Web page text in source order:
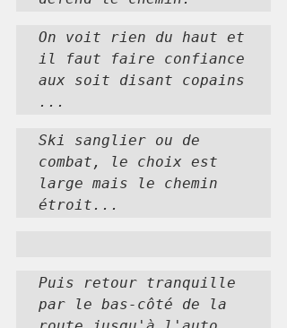
On voit rien du haut et
il faut faire confiance
aux soit disant copains
...
Ski sanglier ou de
combat, le choix est
large mais le chemin
étroit...
Puis retour tranquille
par le bas-côté de la